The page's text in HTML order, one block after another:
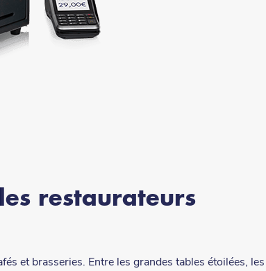
restaurateurs
et brasseries. Entre les grandes tables étoilées, les